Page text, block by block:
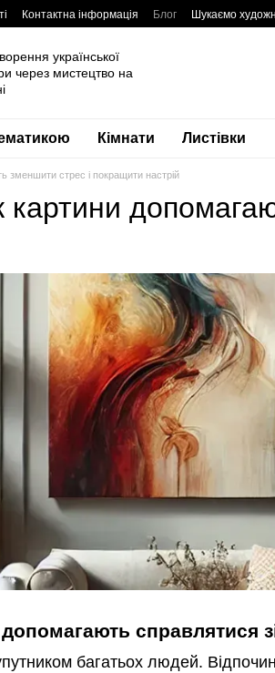
Контактна інформація Блог
Шукаємо
Кімнати Листівки
зменшити стрес і покращити настрій
справлятися
багатьох людей.